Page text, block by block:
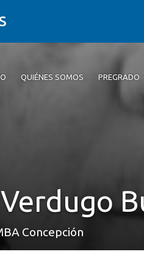
QUIÉNES SOMOS PREGRADO
Concepción